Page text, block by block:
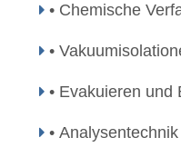
• Chemische
•
• Evakuieren und
• Analysentechnik